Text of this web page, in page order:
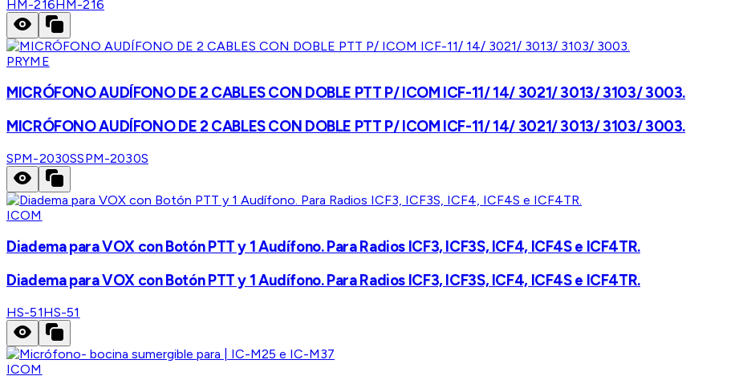
HM-216HM-216
PRYME
MICRÓFONO AUDÍFONO DE 2 CABLES CON DOBLE PTT P/ ICOM ICF-11/ 14/ 3021/ 3013/ 3103/ 3003.
MICRÓFONO AUDÍFONO DE 2 CABLES CON DOBLE PTT P/ ICOM ICF-11/ 14/ 3021/ 3013/ 3103/ 3003.
SPM-2030SSPM-2030S
ICOM
Diadema para VOX con Botón PTT y 1 Audífono. Para Radios ICF3, ICF3S, ICF4, ICF4S e ICF4TR.
Diadema para VOX con Botón PTT y 1 Audífono. Para Radios ICF3, ICF3S, ICF4, ICF4S e ICF4TR.
HS-51HS-51
ICOM